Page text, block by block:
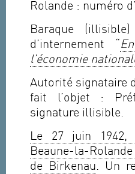
Rolande : numéro
Baraque
d’internement “
l’économie
Autorité signataire
fait l’objet :
signature illisible.
Le 27 juin
Beaune-la-
de Birkenau. Un